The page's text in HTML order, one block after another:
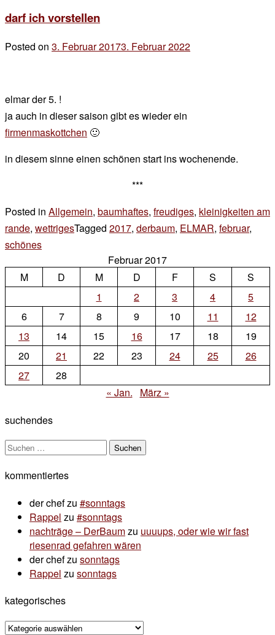
darf ich vorstellen
Posted on 3. Februar 20173. Februar 2022
elmar der 5. !
ja auch in dieser saison gibt es wieder ein
firmenmaskottchen 🙂
in diesem sinne einen schönen start ins wochenende.
***
Posted in Allgemein, baumhaftes, freudiges, kleinigkeiten am
rande, wettrigesTagged 2017, derbaum, ELMAR, februar,
schönes
Comment
darf
ich
vorstellen
Februar 2017
M
D M D F S
S
1
2 3 4
5
6
7 8 9 10 11
12
13
14 15 16 17 18
19
20
21 22 23 24 25
26
27
28
« Jan.
März »
suchendes
Suchen
kommentiertes
der chefzu #sonntags
Rappel zu #sonntags
nachträge – DerBaumzu uuuups, oder wie wir fast
riesenrad gefahren wären
der chefzu sonntags
Rappel zu sonntags
kategorisches
kategorisches